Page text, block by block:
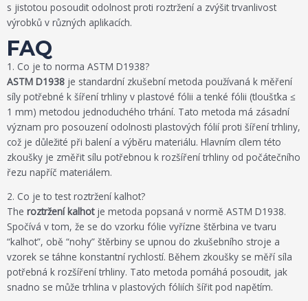
s jistotou posoudit odolnost proti roztržení a zvýšit trvanlivost
výrobků v různých aplikacích.
FAQ
1. Co je to norma ASTM D1938?
ASTM D1938 je standardní zkušební metoda používaná k měření
síly potřebné k šíření trhliny v plastové fólii a tenké fólii (tloušťka ≤
1 mm) metodou jednoduchého trhání. Tato metoda má zásadní
význam pro posouzení odolnosti plastových fólií proti šíření trhliny,
což je důležité při balení a výběru materiálu. Hlavním cílem této
zkoušky je změřit sílu potřebnou k rozšíření trhliny od počátečního
řezu napříč materiálem.
2. Co je to test roztržení kalhot?
The roztržení kalhotje metoda popsaná v normě ASTM D1938.
Spočívá v tom, že se do vzorku fólie vyřízne štěrbina ve tvaru
“kalhot”, obě “nohy” štěrbiny se upnou do zkušebního stroje a
vzorek se táhne konstantní rychlostí. Během zkoušky se měří síla
potřebná k rozšíření trhliny. Tato metoda pomáhá posoudit, jak
snadno se může trhlina v plastových fóliích šířit pod napětím.